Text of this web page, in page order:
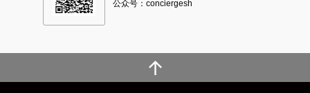
公众号：conciergesh